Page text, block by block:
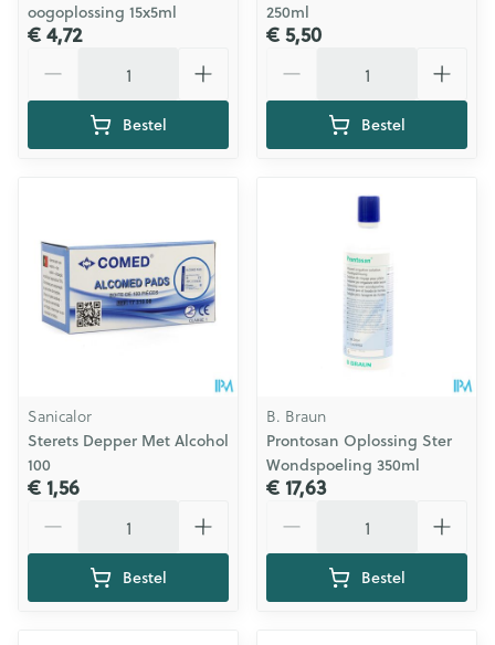
oogoplossing 15x5ml
€ 4,72
Bestel
250ml
€ 5,50
Bestel
Sanicalor
Sterets Depper Met Alcohol
100
€ 1,56
Bestel
B. Braun
Prontosan Oplossing Ster
Wondspoeling 350ml
€ 17,63
Bestel